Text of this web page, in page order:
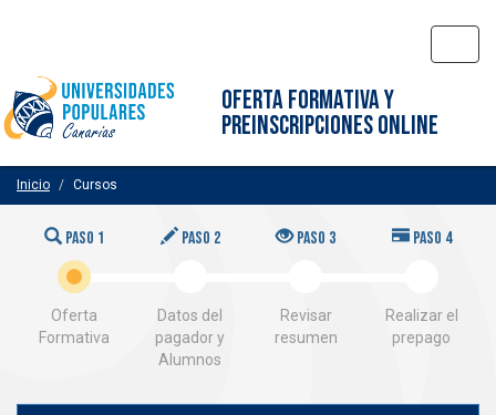
OFERTA FORMATIVA Y
PREINSCRIPCIONES ONLINE
Inicio Cursos
PASO 1
Oferta
Formativa
PASO 2
Datos del
pagador y
Alumnos
PASO 3
Revisar
resumen
PASO 4
Realizar el
prepago